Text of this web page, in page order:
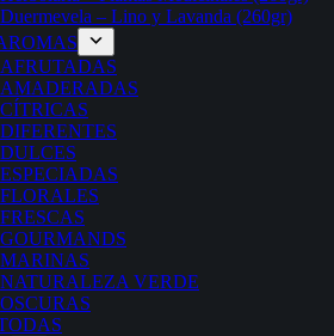
Duermevela – Lino y Lavanda (260gr)
AFRUTADAS
AMADERADAS
CÍTRICAS
DIFERENTES
DULCES
ESPECIADAS
FLORALES
FRESCAS
GOURMANDS
MARINAS
NATURALEZA VERDE
OSCURAS